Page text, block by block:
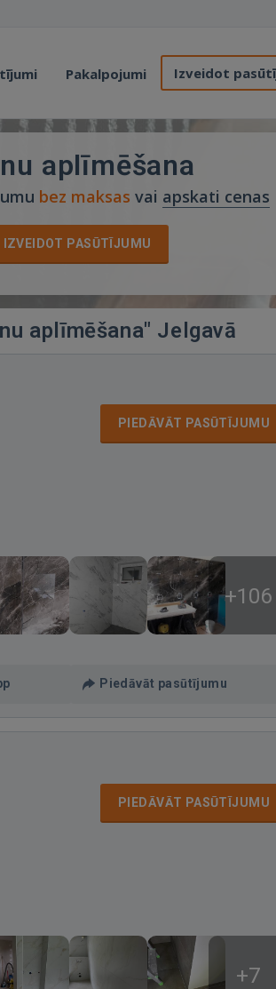
Pakalpojumi Izveidot
aplīmēšana
bez maksas vai apskati cenas
IZVEIDOT PASŪTĪJUMU
aplīmēšana" Jelgavā
PIEDĀVĀT PASŪTĪJUMU
+106
Piedāvāt pasūtījumu
PIEDĀVĀT PASŪTĪJUMU
+7